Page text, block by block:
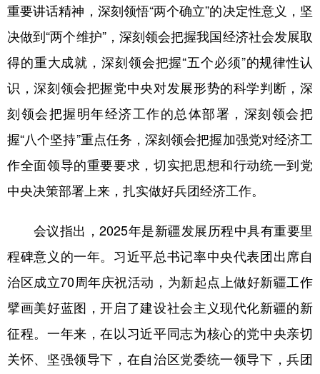
重要讲话精神，深刻领悟“两个确立”的决定性意义，坚
决做到“两个维护”，深刻领会把握我国经济社会发展取
得的重大成就，深刻领会把握“五个必须”的规律性认
识，深刻领会把握党中央对发展形势的科学判断，深
刻领会把握明年经济工作的总体部署，深刻领会把
握“八个坚持”重点任务，深刻领会把握加强党对经济工
作全面领导的重要要求，切实把思想和行动统一到党
中央决策部署上来，扎实做好兵团经济工作。
会议指出，2025年是新疆发展历程中具有重要里
程碑意义的一年。习近平总书记率中央代表团出席自
治区成立70周年庆祝活动，为新起点上做好新疆工作
擘画美好蓝图，开启了建设社会主义现代化新疆的新
征程。一年来，在以习近平同志为核心的党中央亲切
关怀、坚强领导下，在自治区党委统一领导下，兵团